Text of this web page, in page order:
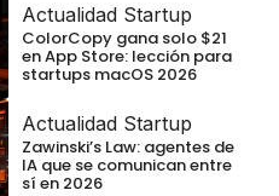
Actualidad Startup
ColorCopy gana solo $21
en App Store: lección para
startups macOS 2026
Actualidad Startup
Zawinski’s Law: agentes de
IA que se comunican entre
sí en 2026